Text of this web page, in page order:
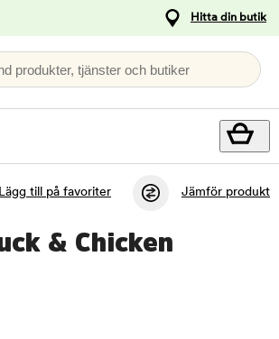
Hitta din butik
produkter, tjänster och butiker
Lägg till på favoriter Jämför produkt
& Chicken